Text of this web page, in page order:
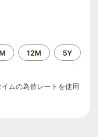
12M 5Y
ムの為替レートを使用